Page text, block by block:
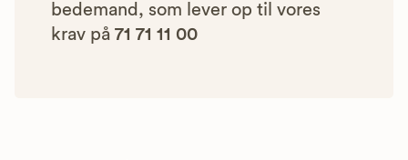
bedemand, som lever op til vores
krav på 71 71 11 00